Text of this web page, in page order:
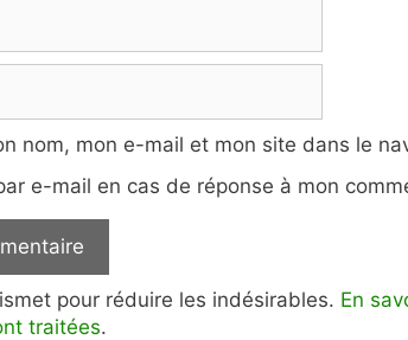
nom, mon e-mail et mon site dans le
e-mail en cas de réponse à mon
pour réduire les indésirables. En
traitées.